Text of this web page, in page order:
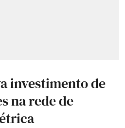
investimento de
na rede de